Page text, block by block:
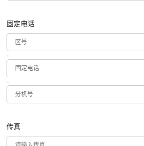
固定电话
-
-
传真